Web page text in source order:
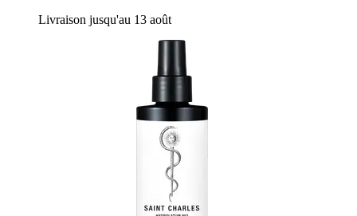
Livraison jusqu'au 13 août